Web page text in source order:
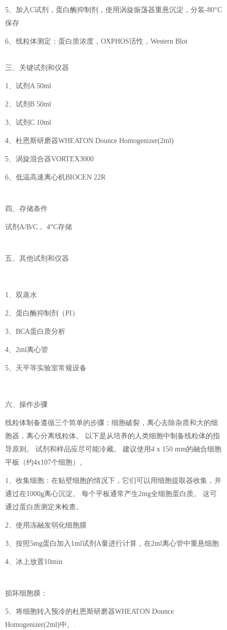
5、加入C试剂，蛋白酶抑制剂，使用涡旋振荡器重悬沉淀，分装-80°C
保存
6、线粒体测定：蛋白质浓度，OXPHOS活性，Western Blot
三、关键试剂和仪器
1、试剂A 50ml
2、试剂B 50ml
3、试剂C 10ml
4、杜恩斯研磨器WHEATON Dounce Homogenizer(2ml)
5、涡旋混合器VORTEX3000
6、低温高速离心机BIOCEN 22R
四、存储条件
试剂A/B/C， 4°C存储
五、其他试剂和仪器
1、双蒸水
2、蛋白酶抑制剂（PI）
3、BCA蛋白质分析
4、2ml离心管
5、天平等实验室常规设备
六、操作步骤
线粒体制备遵循三个简单的步骤：细胞破裂，离心去除杂质和大的细
胞器，离心分离线粒体。 以下是从培养的人类细胞中制备线粒体的指
导原则。 试剂和样品应尽可能冷藏。 建议使用4 x 150 mm的融合细胞
平板（约4x107个细胞）。
1、收集细胞：在贴壁细胞的情况下，它们可以用细胞提取器收集，并
通过在1000g离心沉淀。 每个平板通常产生2mg全细胞蛋白质。 这可
通过蛋白质测定来检查。
2、使用冻融发弱化细胞膜
3、按照5mg蛋白加入1ml试剂A量进行计算，在2ml离心管中重悬细胞
4、冰上放置10min
损坏细胞膜：
5、将细胞转入预冷的杜恩斯研磨器WHEATON Dounce
Homogenizer(2ml)中。.